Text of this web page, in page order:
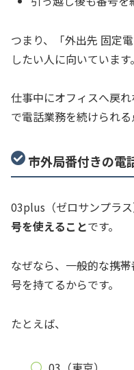
つまり、「外出先 固定
したい人に向いています。
仕事中にオフィスへ戻
で電話業務を続けられる
市外局番付きの電
03plus（ゼロサンプラス
号を使えることです。
なぜなら、一般的な携
号を持てるからです。
たとえば、